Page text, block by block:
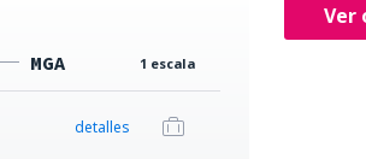
Ver
MGA 1 escala
detalles